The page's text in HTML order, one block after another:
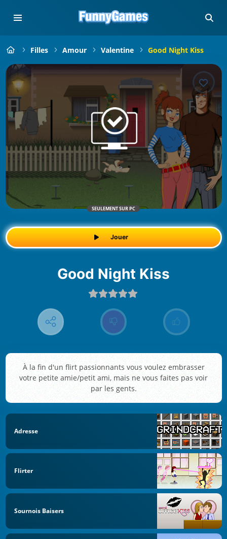
Filles Amour Valentine Good Night Kiss
SEULEMENT SUR PC
Jouer
Good Night Kiss
À la fin d'un flirt passionnants vous voulez embrasser
votre petite amie/petit ami, mais ne vous faites pas voir
par les gents.
Adresse
Flirter
Sournois Baisers